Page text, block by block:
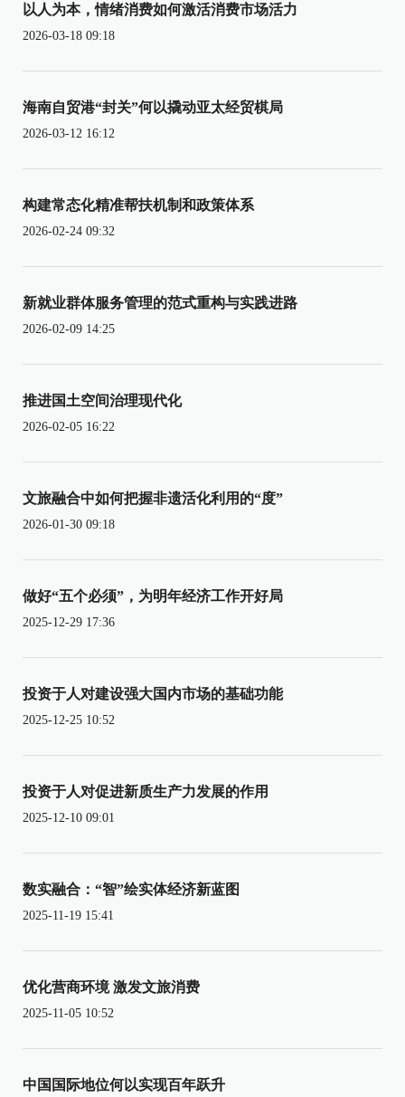
以人为本，情绪消费如何激活消费市场活力
2026-03-18 09:18
海南自贸港“封关”何以撬动亚太经贸棋局
2026-03-12 16:12
构建常态化精准帮扶机制和政策体系
2026-02-24 09:32
新就业群体服务管理的范式重构与实践进路
2026-02-09 14:25
推进国土空间治理现代化
2026-02-05 16:22
文旅融合中如何把握非遗活化利用的“度”
2026-01-30 09:18
做好“五个必须”，为明年经济工作开好局
2025-12-29 17:36
投资于人对建设强大国内市场的基础功能
2025-12-25 10:52
投资于人对促进新质生产力发展的作用
2025-12-10 09:01
数实融合：“智”绘实体经济新蓝图
2025-11-19 15:41
优化营商环境 激发文旅消费
2025-11-05 10:52
中国国际地位何以实现百年跃升